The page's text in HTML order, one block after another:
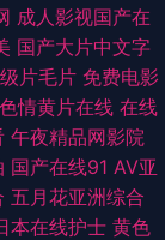
音无码 A级片导航
篇28P 91麻豆国产
网 91九色呆哥在线
片站 国产自啪视频
成人影视国产在
国产大片中文字
片毛片 免费电影
情黄片在线 在线
午夜精品网影院
国产在线91 AV亚
五月花亚洲综合
本在线护士 黄色